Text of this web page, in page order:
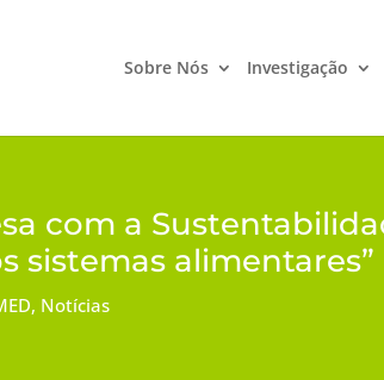
Sobre Nós Investigação
com a
sistemas alimentares”
, Notícias